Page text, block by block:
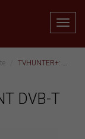
TVHUNTER+: Pointeur TNT DVB-T et DVB-T2
DVB-T